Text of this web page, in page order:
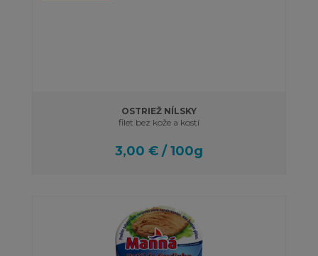
OSTRIEŽ NÍLSKY
filet bez kože a kostí
3,00 € / 100g